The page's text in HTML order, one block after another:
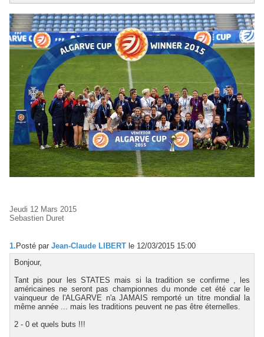
Jeudi 12 Mars 2015
Sebastien Duret
1. Posté par Jean-Claude LIBERT le 12/03/2015 15:00
Bonjour,
Tant pis pour les STATES mais si la tradition se confirme , les
américaines ne seront pas championnes du monde cet été car le
vainqueur de l'ALGARVE n'a JAMAIS remporté un titre mondial la
même année ... mais les traditions peuvent ne pas être éternelles.
2 - 0 et quels buts !!!